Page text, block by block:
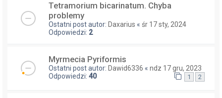
Tetramorium bicarinatum. Chyba
problemy
Ostatni post autor: Daxarius « śr 17 sty, 2024
Odpowiedzi: 2
Myrmecia Pyriformis
Ostatni post autor: Dawid6336 « ndz 17 gru, 2023
Odpowiedzi: 40 1 2